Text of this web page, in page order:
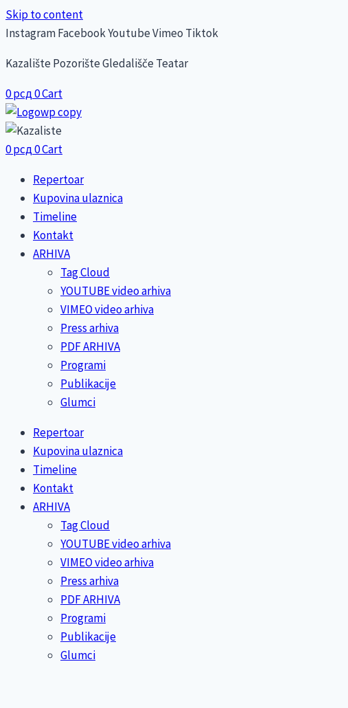
Skip to content
InstagramFacebookYoutubeVimeo Tiktok
Kazalište Pozorište Gledališče Teatar
0рсд0Cart
0рсд0Cart
Repertoar
Kupovina ulaznica
Timeline
Kontakt
ARHIVA
Tag Cloud
YOUTUBE video arhiva
VIMEO video arhiva
Press arhiva
PDF ARHIVA
Programi
Publikacije
Glumci
Repertoar
Kupovina ulaznica
Timeline
Kontakt
ARHIVA
Tag Cloud
YOUTUBE video arhiva
VIMEO video arhiva
Press arhiva
PDF ARHIVA
Programi
Publikacije
Glumci